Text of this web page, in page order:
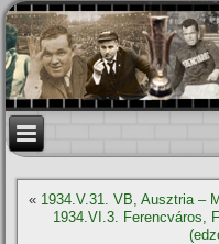
« 1934.V.31. VB, Ausztria –
1934.VI.3. Ferencváros,